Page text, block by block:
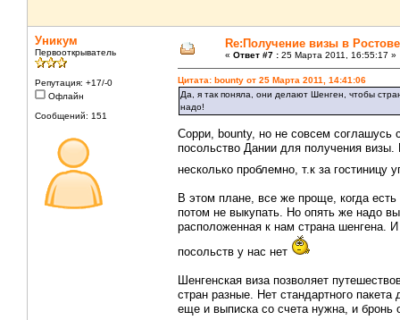
Уникум
Первооткрыватель
Репутация: +17/-0
Офлайн
Сообщений: 151
Re:Получение визы в
« Ответ #7 : 25 Марта 2011, 16:55:17 »
Цитата: bounty от 25 Марта 2011, 14:41:06
Да, я так поняла, они делают Шенген, чтобы
надо!
Сорри, bounty, но не совсем соглашусь
посольство Дании для получения
несколько проблемно, т.к за гостиницу
В этом плане, все же проще, когда
потом не выкупать. Но опять же надо
расположенная к нам страна шенгена.
посольств у нас нет
Шенгенская виза позволяет
стран разные. Нет стандартного
еще и выписка со счета нужна, и бронь